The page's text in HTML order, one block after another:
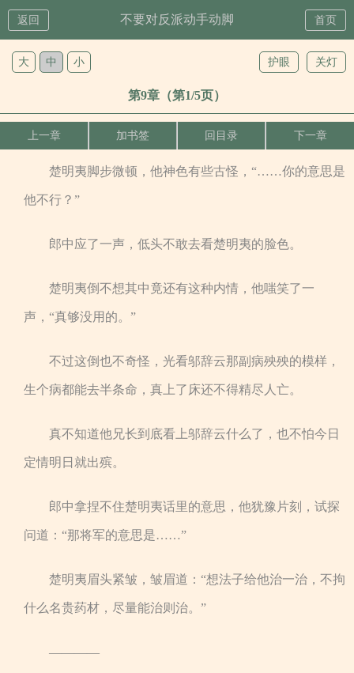
返回 不要对反派动手动脚 首页
关灯
护眼
大 中 小
第9章（第1/5页）
上一章 加书签 回目录 下一章
楚明夷脚步微顿，他神色有些古怪，“……你的意思是
他不行？”
郎中应了一声，低头不敢去看楚明夷的脸色。
楚明夷倒不想其中竟还有这种内情，他嗤笑了一
声，“真够没用的。”
不过这倒也不奇怪，光看邬辞云那副病殃殃的模样，
生个病都能去半条命，真上了床还不得精尽人亡。
真不知道他兄长到底看上邬辞云什么了，也不怕今日
定情明日就出殡。
郎中拿捏不住楚明夷话里的意思，他犹豫片刻，试探
问道：“那将军的意思是……”
楚明夷眉头紧皱，皱眉道：“想法子给他治一治，不拘
什么名贵药材，尽量能治则治。”
————